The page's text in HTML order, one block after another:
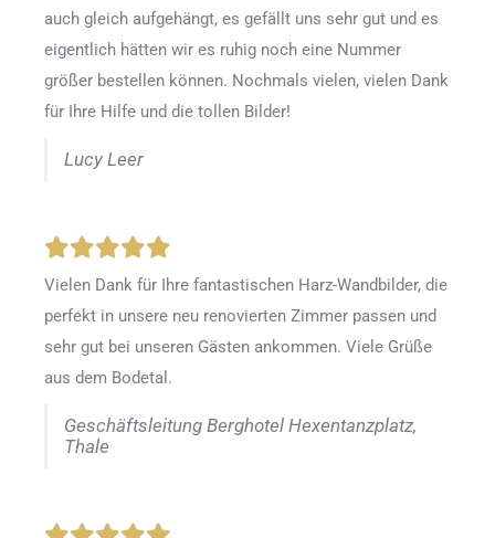
auch gleich aufgehängt, es gefällt uns sehr gut und es
eigentlich hätten wir es ruhig noch eine Nummer
größer bestellen können. Nochmals vielen, vielen Dank
für Ihre Hilfe und die tollen Bilder!
Lucy Leer
Vielen Dank für Ihre fantastischen Harz-Wandbilder, die
perfekt in unsere neu renovierten Zimmer passen und
sehr gut bei unseren Gästen ankommen. Viele Grüße
aus dem Bodetal.
Geschäftsleitung Berghotel Hexentanzplatz,
Thale